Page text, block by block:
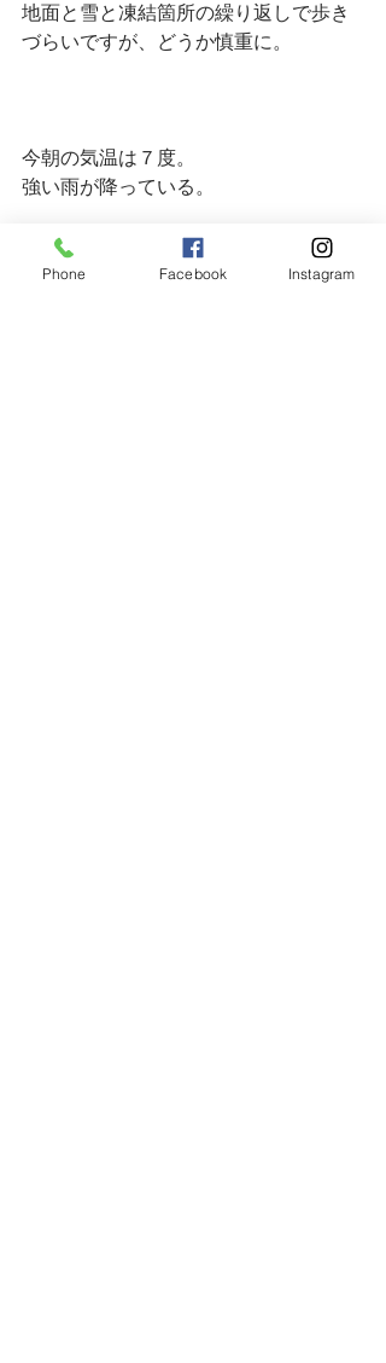
地面と雪と凍結箇所の繰り返しで歩き
づらいですが、どうか慎重に。
今朝の気温は７度。
強い雨が降っている。
またこれで雪が少し溶けますね。
Phone Facebook Instagram